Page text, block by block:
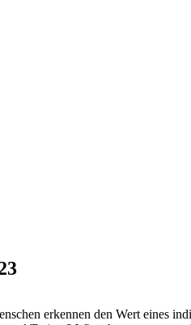
erkennen den Wert eines